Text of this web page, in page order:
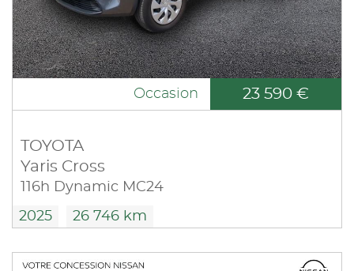
Occasion 23 590 €
TOYOTA
Yaris Cross
116h Dynamic MC24
2025 26 746 km